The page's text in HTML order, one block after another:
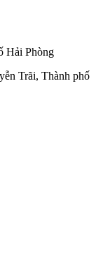
Hải Phòng
Trãi, Thành phố